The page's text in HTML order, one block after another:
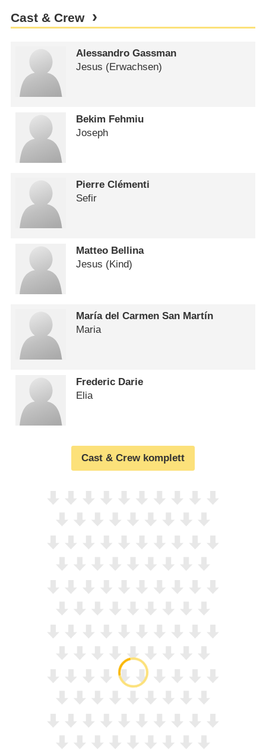
Cast & Crew
Alessandro Gassman
Jesus (Erwachsen)
Bekim Fehmiu
Joseph
Pierre Clémenti
Sefir
Matteo Bellina
Jesus (Kind)
María del Carmen San Martín
Maria
Frederic Darie
Elia
Cast & Crew komplett